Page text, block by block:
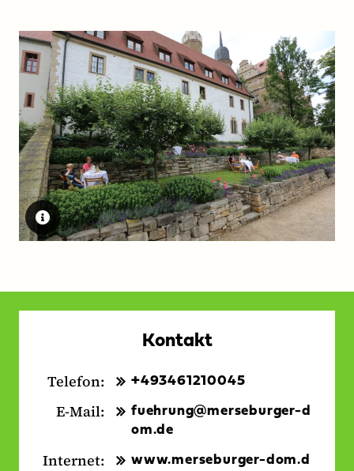
Kontakt
Telefon: +493461210045
E-Mail:
fuehrung@merseburger-d
om.de
Internet:
www.merseburger-dom.d